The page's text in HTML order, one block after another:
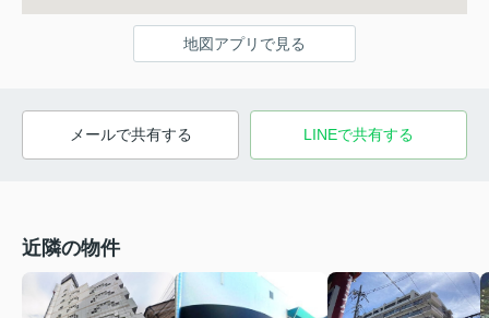
地図アプリで見る
メールで共有する LINEで共有する
近隣の物件